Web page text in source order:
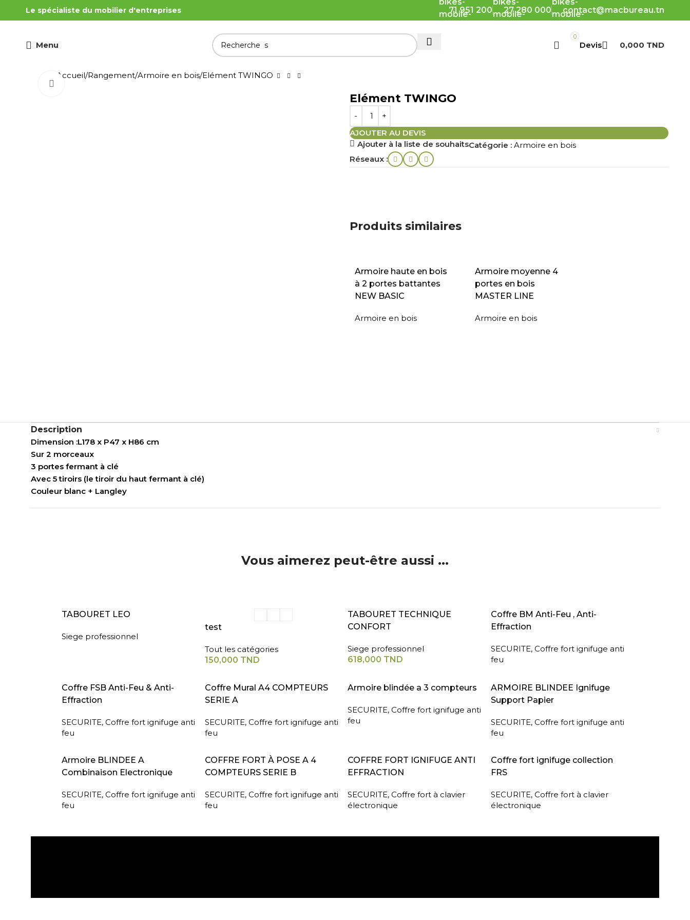
Le spécialiste du mobilier d'entreprises 71 951 200 27 280 000 contact@macbureau.tn
Menu
0
0,000 TND
Accueil Rangement Armoire en bois Elément TWINGO
Elément TWINGO
AJOUTER AU DEVIS
Ajouter à la liste de souhaitsCatégorie : Armoire en bois
Réseaux :
Produits similaires
Armoire haute en bois
à 2 portes battantes
NEW BASIC
Armoire en bois
Armoire moyenne 4
portes en bois
MASTER LINE
Armoire en bois
Description
Dimension :L178 x P47 x H86 cm
Sur 2 morceaux
3 portes fermant à clé
Avec 5 tiroirs (le tiroir du haut fermant à clé)
Couleur blanc + Langley
Vous aimerez peut-être aussi ...
LIRE LA SUITE
TABOURET LEO
Siege professionnel
test
Tout les catégories
150,000 TND
AJOUTER AU PANIER
TABOURET TECHNIQUE
CONFORT
Siege professionnel
618,000 TND
AJOUTER AU PANIER
Coffre BM Anti-Feu , Anti-
Effraction
SECURITE, Coffre fort ignifuge anti
feu
LIRE LA SUITE
Coffre FSB Anti-Feu & Anti-
Effraction
SECURITE, Coffre fort ignifuge anti
feu
LIRE LA SUITE
Coffre Mural A4 COMPTEURS
SERIE A
SECURITE, Coffre fort ignifuge anti
feu
LIRE LA SUITE
Armoire blindée a 3 compteurs
SECURITE, Coffre fort ignifuge anti
feu
LIRE LA SUITE
ARMOIRE BLINDEE Ignifuge
Support Papier
SECURITE, Coffre fort ignifuge anti
feu
LIRE LA SUITE
Armoire BLINDEE A
Combinaison Electronique
SECURITE, Coffre fort ignifuge anti
feu
LIRE LA SUITE
COFFRE FORT À POSE A 4
COMPTEURS SERIE B
SECURITE, Coffre fort ignifuge anti
feu
LIRE LA SUITE
COFFRE FORT IGNIFUGE ANTI
EFFRACTION
SECURITE, Coffre fort à clavier
électronique
LIRE LA SUITE
Coffre fort ignifuge collection
FRS
SECURITE, Coffre fort à clavier
électronique